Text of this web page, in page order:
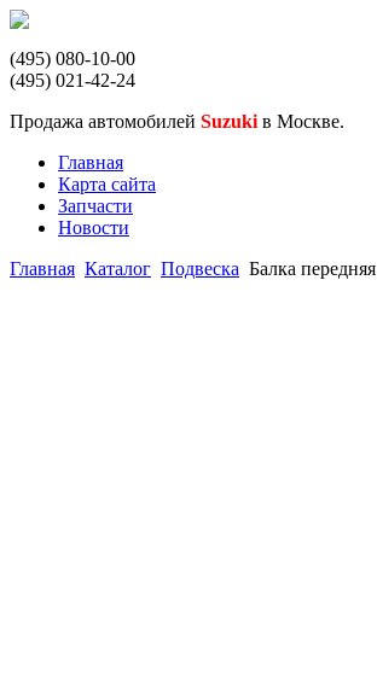
(495) 080-10-00
(495) 021-42-24
Продажа автомобилей Suzuki в Москве.
Главная
Карта сайта
Запчасти
Новости
Главная Каталог Подвеска Балка передняя